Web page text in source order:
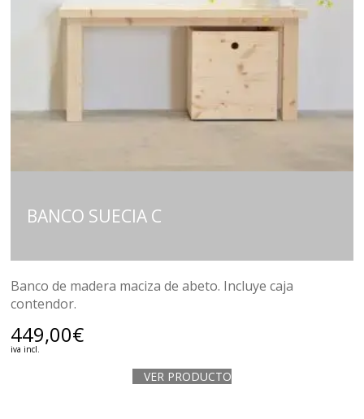
BANCO SUECIA C
Banco de madera maciza de abeto. Incluye caja
contendor.
449,00€
iva incl.
VER PRODUCTO